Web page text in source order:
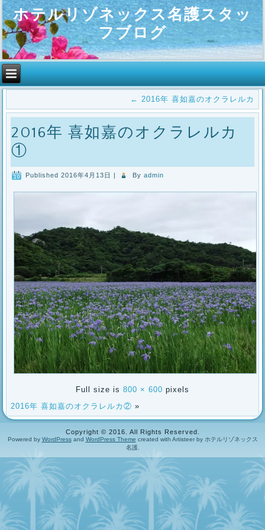
ホテルリゾネックス名護スタッ
フブログ
← 2016年 喜如嘉のオクラレルカ
2016年 喜如嘉のオクラレルカ
①
Published 2016年4月13日 By admin
Full size is 800 × 600 pixels
2016年 喜如嘉のオクラレルカ② »
Copyright © 2016. All Rights Reserved.
Powered by WordPressand WordPress Theme created with Artisteer by ホテルリゾネックス
名護.